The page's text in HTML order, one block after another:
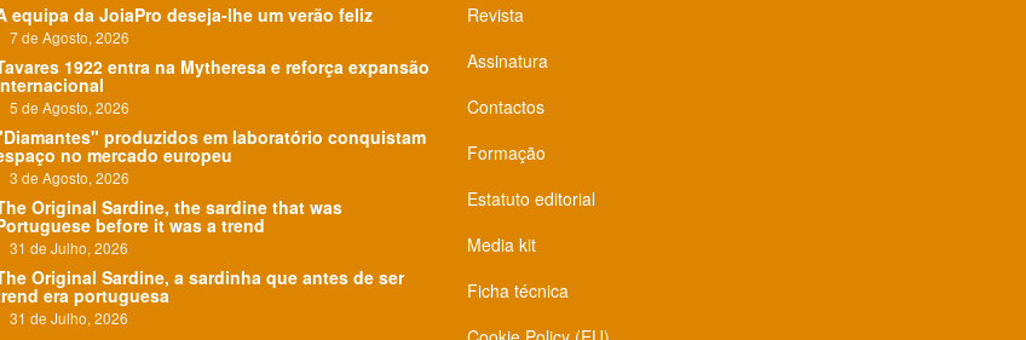
equipa da JoiaPro deseja-lhe um verão feliz
7 de Agosto, 2026
1922 entra na Mytheresa e reforça expansão
5 de Agosto, 2026
produzidos em laboratório conquistam
no mercado europeu
3 de Agosto, 2026
Original Sardine, the sardine that was
before it was a trend
31 de Julho, 2026
Original Sardine, a sardinha que antes de ser
era portuguesa
31 de Julho, 2026
Revista
Assinatura
Contactos
Formação
Estatuto editorial
Media kit
Ficha técnica